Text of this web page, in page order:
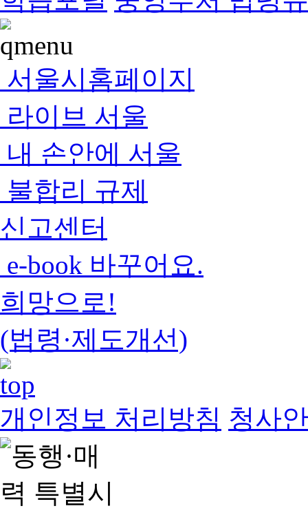
서울시홈페이지
라이브 서울
내 손안에 서울
불합리 규제
신고센터
e-book 바꾸어요.
희망으로!
(법령·제도개선)
개인정보 처리방침 청사